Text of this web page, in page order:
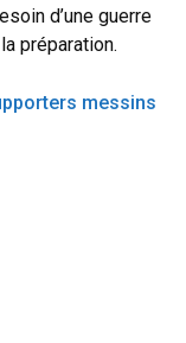
d’une guerre
préparation.
messins